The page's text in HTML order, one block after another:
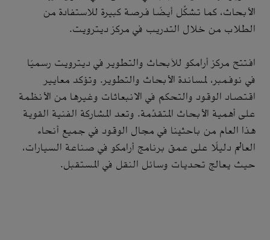
الأبحاث، كما تشكِّل أيضًا فرصة كبيرة للاستفادة من
الطلاب من خلال التدريب في مركز ديترويت.
افتتح مركز أرامكو للأبحاث والتطوير في ديترويت رسميًا
في نوفمبر، لمساندة الأبحاث والتطوير. وتؤكد معايير
اقتصاد الوقود والتحكم في الانبعاثات وغيرها من الأنظمة
على أهمية الأبحاث المتقدِّمة. وتعد المشاركة الفنية القوية
هذا العام من باحثينا في مجال الوقود في جميع أنحاء
العالم دليلًا على عمق برنامج أرامكو في صناعة السيارات،
حيث يعالج تحديات وسائل النقل في المستقبل.